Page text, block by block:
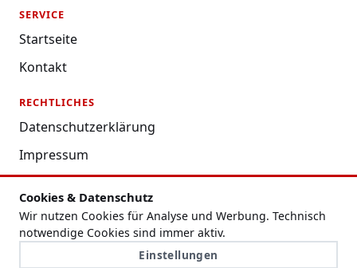
Cookies & Datenschutz
Wir nutzen Cookies für Analyse und Werbung. Technisch
notwendige Cookies sind immer aktiv.
Einstellungen
SERVICE
Startseite
Kontakt
RECHTLICHES
Datenschutzerklärung
Impressum
Nutzungsbedingungen
Redaktion
Cookie-Einstellungen